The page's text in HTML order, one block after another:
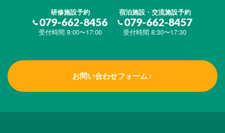
研修施設予約
079-662-8456
受付時間 9:00〜17:00
宿泊施設・交流施設予約
079-662-8457
受付時間 8:30〜17:30
お問い合わせフォーム